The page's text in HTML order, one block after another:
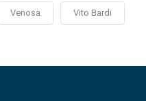
Venosa Vito Bardi